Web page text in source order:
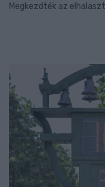
Megkezdték az